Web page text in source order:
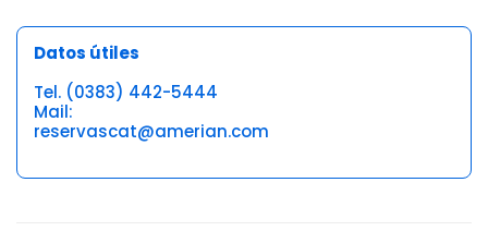
Datos útiles
Tel. (0383) 442-5444
Mail:
reservascat@amerian.com